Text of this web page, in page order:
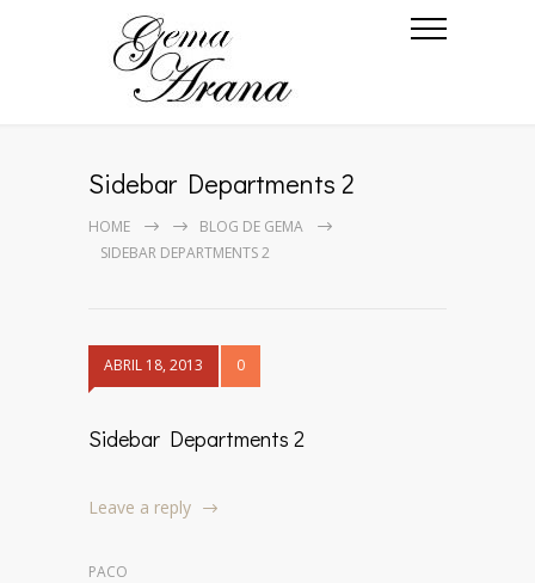
Sidebar Departments 2
HOME
BLOG DE GEMA
SIDEBAR DEPARTMENTS 2
ABRIL 18, 2013 0
Sidebar Departments 2
Leave a reply
PACO